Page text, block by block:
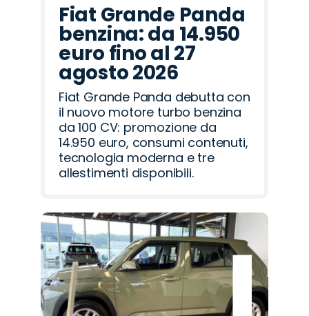
Fiat Grande Panda
benzina: da 14.950
euro fino al 27
agosto 2026
Fiat Grande Panda debutta con
il nuovo motore turbo benzina
da 100 CV: promozione da
14.950 euro, consumi contenuti,
tecnologia moderna e tre
allestimenti disponibili.